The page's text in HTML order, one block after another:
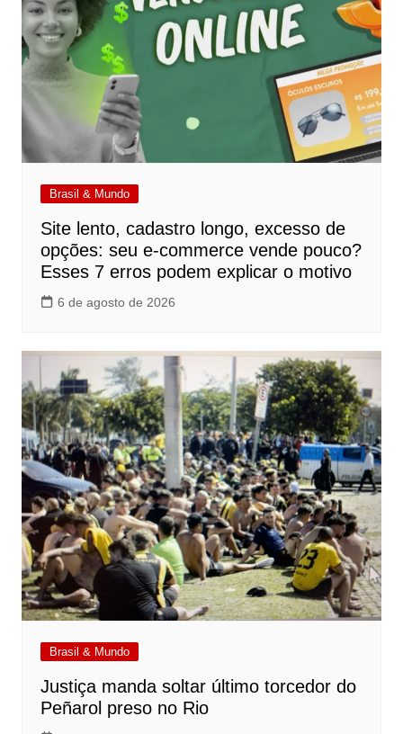
Brasil & Mundo
Site lento, cadastro longo, excesso de
opções: seu e-commerce vende pouco?
Esses 7 erros podem explicar o motivo
6 de agosto de 2026
Brasil & Mundo
Justiça manda soltar último torcedor do
Peñarol preso no Rio